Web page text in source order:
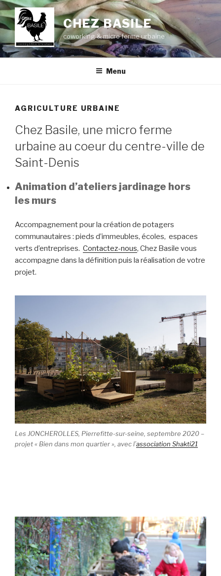
Aller
au
contenu
principal
CHEZ BASILE
coworking & micro ferme urbaine
Menu
AGRICULTURE URBAINE
Chez Basile, une micro ferme
urbaine au coeur du centre-ville de
Saint-Denis
Animation d’ateliers jardinage hors
les murs
Accompagnement pour la création de potagers
communautaires : pieds d’immeubles, écoles, espaces
verts d’entreprises. Contactez-nous, Chez Basile vous
accompagne dans la définition puis la réalisation de votre
projet.
Les JONCHEROLLES, Pierrefitte-sur-seine, septembre 2020 –
projet « Bien dans mon quartier », avec l’association Shakti21